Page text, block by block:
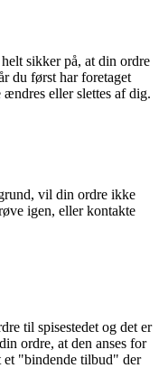
sikker på, at din ordre
du først har foretaget
eller slettes af dig.
vil din ordre ikke
igen, eller kontakte
til spisestedet og det er
ordre, at den anses for
et "bindende tilbud" der